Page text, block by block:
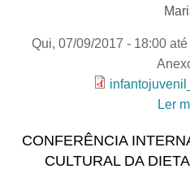
Qui, 07/09/2017 - 18:00até
Ler
CONFERÊNCIA
CULTURAL DA